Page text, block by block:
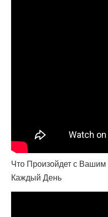
Что Произойдет с
Каждый День